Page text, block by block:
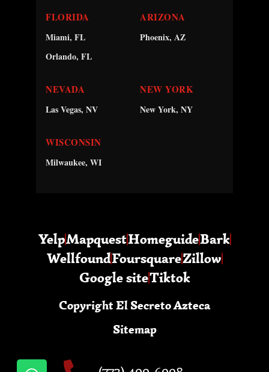
FLORIDA
Miami, FL
Orlando, FL
ARIZONA
Phoenix, AZ
NEVADA
Las Vegas, NV
NEW YORK
New York, NY
WISCONSIN
Milwaukee, WI
YelpMapquestHomeguideBark
WellfoundFoursquareZillow
Google siteTiktok
Copyright El Secreto Azteca
Sitemap